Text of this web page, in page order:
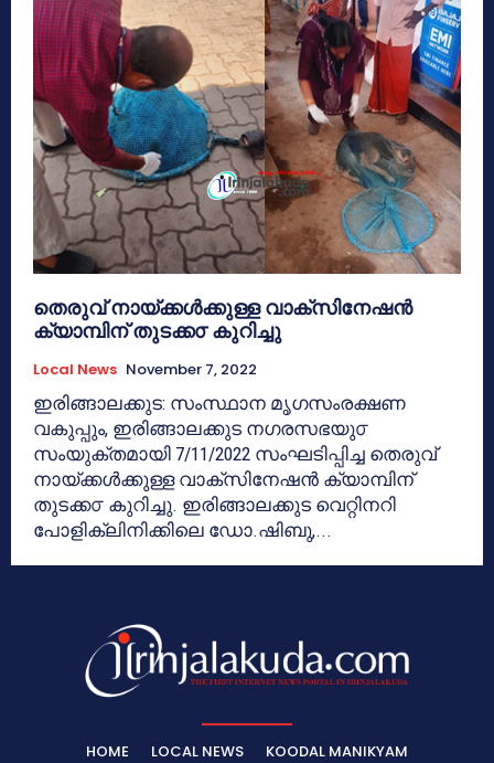
തെരുവ് നായ്ക്കൾക്കുള്ള വാക്സിനേഷൻ
ക്യാമ്പിന് തുടക്ക൦ കുറിച്ചു
Local News November 7, 2022
ഇരിങ്ങാലക്കുട: സംസ്ഥാന മൃഗസംരക്ഷണ
വകുപ്പും, ഇരിങ്ങാലക്കുട നഗരസഭയു൦
സംയുക്തമായി 7/11/2022 സംഘടിപ്പിച്ച തെരുവ്
നായ്ക്കൾക്കുള്ള വാക്സിനേഷൻ ക്യാമ്പിന്
തുടക്ക൦ കുറിച്ചു. ഇരിങ്ങാലക്കുട വെറ്റിനറി
പോളിക്ലിനിക്കിലെ ഡോ.ഷിബു,...
HOME LOCAL NEWS KOODAL MANIKYAM